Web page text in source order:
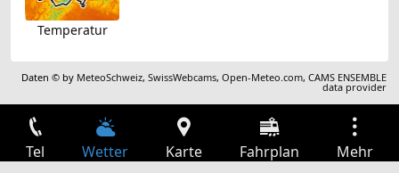
Temperatur
Daten © by MeteoSchweiz,SwissWebcams,Open-Meteo.com,CAMS ENSEMBLE
data provider
Tel Wetter Karte Fahrplan Mehr